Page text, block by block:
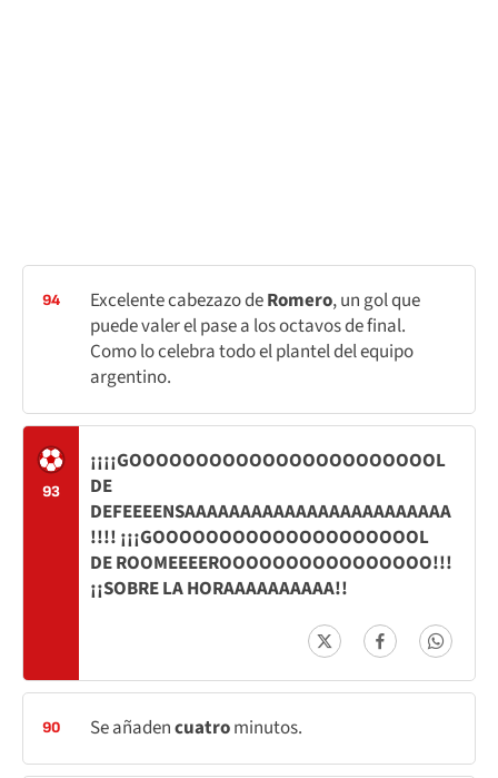
94 Excelente cabezazo deRomero, un gol que
puede valer el pase a los octavos de final.
Como lo celebra todo el plantel del equipo
argentino.
93
¡¡¡¡GOOOOOOOOOOOOOOOOOOOOOOOL
DE
DEFEEEENSAAAAAAAAAAAAAAAAAAAAAAAA
!!!! ¡¡¡GOOOOOOOOOOOOOOOOOOOOL
DE ROOMEEEEROOOOOOOOOOOOOOOO!!!
¡¡SOBRE LA HORAAAAAAAAAA!!
90 Se añadencuatrominutos.